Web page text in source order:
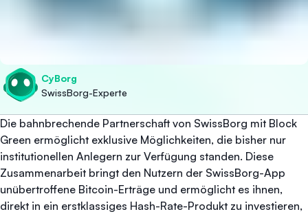
CyBorg
SwissBorg-Experte
Die bahnbrechende Partnerschaft von SwissBorg mit Block
Green ermöglicht exklusive Möglichkeiten, die bisher nur
institutionellen Anlegern zur Verfügung standen. Diese
Zusammenarbeit bringt den Nutzern der SwissBorg-App
unübertroffene Bitcoin-Erträge und ermöglicht es ihnen,
direkt in ein erstklassiges Hash-Rate-Produkt zu investieren,